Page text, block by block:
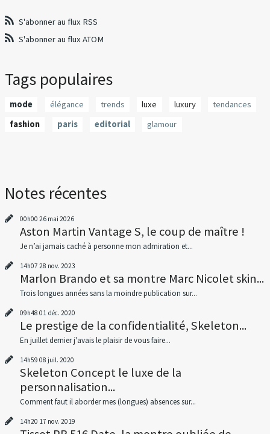
S'abonner au flux RSS
S'abonner au flux ATOM
Tags populaires
mode élégance trends luxe luxury
tendances
fashion
paris editorial glamour
Notes récentes
00h00 26 mai 2026
Aston Martin Vantage S, le coup de maître !
Je n’ai jamais caché à personne mon admiration et...
14h07 28 nov. 2023
Marlon Brando et sa montre Marc Nicolet skin...
Trois longues années sans la moindre publication sur...
09h48 01 déc. 2020
Le prestige de la confidentialité, Skeleton...
En juillet dernier j'avais le plaisir de vous faire...
14h59 08 juil. 2020
Skeleton Concept le luxe de la
personnalisation...
Comment faut il aborder mes (longues) absences sur...
14h20 17 nov. 2019